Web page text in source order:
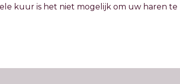
kuur is het niet mogelijk om uw haren te